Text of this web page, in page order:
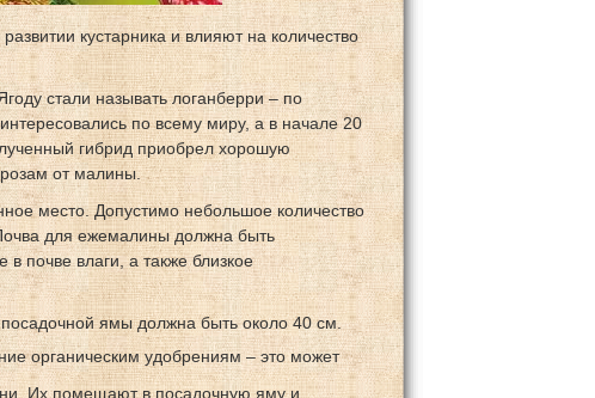
кустарника и влияют на количество
стали называть логанберри – по
по всему миру, а в начале 20
гибрид приобрел хорошую
от малины.
место. Допустимо небольшое количество
для ежемалины должна быть
почве влаги, а также близкое
ямы должна быть около 40 см.
органическим удобрениям – это может
Их помещают в посадочную яму и